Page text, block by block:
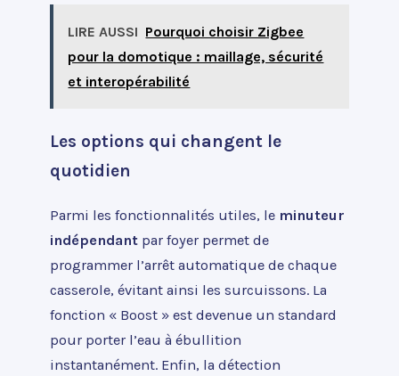
LIRE AUSSI Pourquoi choisir Zigbee
pour la domotique : maillage, sécurité
et interopérabilité
Les options qui changent le
quotidien
Parmi les fonctionnalités utiles, le minuteur
indépendant par foyer permet de
programmer l’arrêt automatique de chaque
casserole, évitant ainsi les surcuissons. La
fonction « Boost » est devenue un standard
pour porter l’eau à ébullition
instantanément. Enfin, la détection